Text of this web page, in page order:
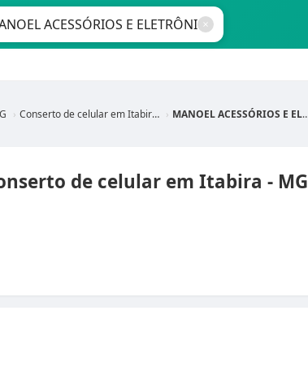
Conserto de celular em Itabira - MG MANOEL ACESSÓRIOS E ELETRÔNICOS
de celular em Itabira - MG